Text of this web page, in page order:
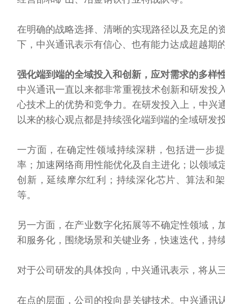
在明确的战略选择、清晰的实现路径以及充足的
下，中兴通讯表示有信心、也有能力达成超越期
强化端到端的全域投入和创新，应对需求的多样
中兴通讯一直以来都非常重视技术创新和研发投
心技术上的优势和竞争力。在研发投入上，中兴
以来的核心观点都是持续强化端到端的全域研发
一方面，在确定性领域持续深耕，包括进一步
率；加速网络商用性能优化及自主进化；以领域
创新，延续摩尔红利；持续深化芯片、算法和
等。
另一方面，在产业数字化拓展等不确定性领域，
和服务化，围绕场景和关键业务，快速迭代，持
对于公司研发的具体投向，中兴通讯表示，将从
在点的层面，公司的投向是关键技术。中兴通讯